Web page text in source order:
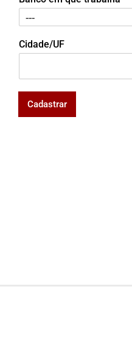
Cidade/UF
Cadastrar